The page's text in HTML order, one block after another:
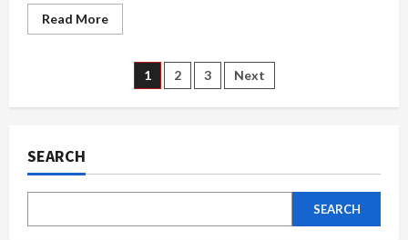
Read MoreRead
more
ตัวอย่าง
พร้อม
ทุก
Posts
pagination
1 2 3 Next
SEARCH
SEARCH